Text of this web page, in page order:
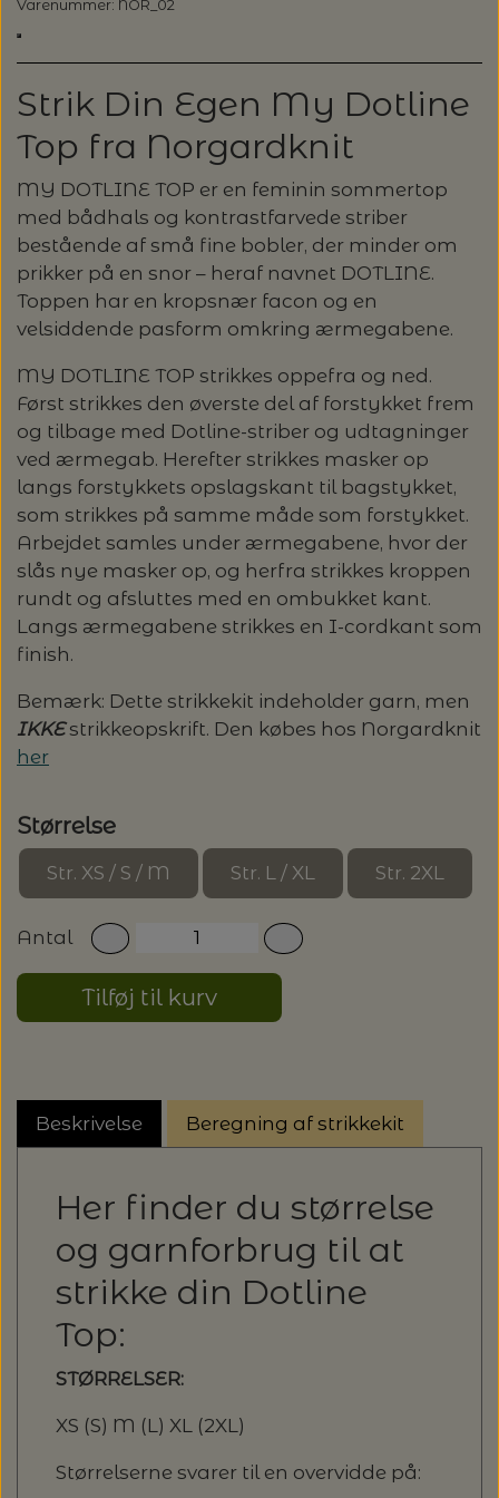
LANG YARNS: VAYA - SPAR 20%
LANG YARNS: SPAR 20% - DESIRE
LANG YARNS: CASHMERE CLASSIC - SPAR
30%
RAUMA: PETUNIA PIMA BOMULDSGARN
- SPAR 20%
PACUALI: SAYAMA - SPAR 15%
PASCUALI: NEPAL - SPAR 20%
PASCULI: SUAVE - SPAR 20%
POMP STITCH - BRODERI - SPAR 30-35%
PÅ ALLE KITS
PERMIN: SPAR 30% PÅ ALLE
JULEBRODERIER
BALDYRE: UDVALGTE BRODERIER - SPAR
ISAGER
ISTEX - LOPI
ITO GARN
KAREN KLARBÆK
KATIA CONCEPT
KIT COUTURE - GARN
KNITTING FOR OLIVE
LANG YARNS
MONDIAL
PASCUALI
SOMMERGARN
HANNE RIMMEN DESIGN
HJELHOLT
ISAGER
ISTEX
JOJO KNITWEAR - GARNKITS
KIT COUTURE
LENE HOLME SAMSØE - LEKNIT
MY FAVOURITE THINGS KNITWEAR
OTHER LOOPS
RAUMA
SUSIE HAUMANN
T-SHIRTS OG TOP
TILBEHØR
TØRKLÆDER/SJALER/PONCHOER
STRØMPEPINDE
UDSKIFTELIGE RUNDPINDESÆT
ADDI-CRASY-TRIO
GLERUP YATZY - DOUBLE SÆT M.
TERNINGER
SONETT – ØKOLOGISK SÆBE OG
MILJØVENLIGE VASKEMIDLER
EUCALAN
HJELHOLTS ULDVASK
ISAGER - ULDSÆBE/WOOLSOAP
ADDI-TO-GO
COCOKNITS
BLOCKERSÆT/BLOKKESÆT
ELASTIKKER
GARNVINSLER
MASKEMARKØRER
MASKESTOPPERE
MASKEWIRES
OPSKRIFTHOLDER FRA KNITPRO -
STRIKKE- OG SYNÅLE
SYTRÅD
VERVACO - PÅTEGNET BRODERI
PERMIN - BRODERI
SAKSE
STRIKKENÅLE, SYNÅLE OG PUNCHNÅLE
GLERUPS HJEMMESKO
GLERUPS TØFFEL
GLERUPS STØVLE
GLERUPS BØRN OG BABY
GLERUPS FILTSÅLER
VOKSEN HJEMMESKO
SILKEBORG ULDSPINDERI
PLAIDER
MUUD LIVING
TASKER - MUUD LIVING
TILBEHØR - MUUD LIVING
OMNIOUTIL - JAPANSKE SPANDE -
HACHIMAN
KONTAKT
ÅBNINGSTIDER
Varenummer: NOR_02
Strik Din Egen My Dotline
Top fra Norgardknit
MY DOTLINE TOP er en feminin sommertop
med bådhals og kontrastfarvede striber
bestående af små fine bobler, der minder om
prikker på en snor – heraf navnet DOTLINE.
Toppen har en kropsnær facon og en
velsiddende pasform omkring ærmegabene.
MY DOTLINE TOP strikkes oppefra og ned.
Først strikkes den øverste del af forstykket frem
og tilbage med Dotline-striber og udtagninger
ved ærmegab. Herefter strikkes masker op
langs forstykkets opslagskant til bagstykket,
som strikkes på samme måde som forstykket.
Arbejdet samles under ærmegabene, hvor der
slås nye masker op, og herfra strikkes kroppen
rundt og afsluttes med en ombukket kant.
Langs ærmegabene strikkes en I-cordkant som
finish.
Bemærk: Dette strikkekit indeholder garn, men
IKKEstrikkeopskrift. Den købes hos Norgardknit
her
Størrelse
Str. XS / S / M Str. L / XL Str. 2XL
Antal
Tilføj til kurv
Beskrivelse Beregning af strikkekit
Her finder du størrelse
og garnforbrug til at
strikke din Dotline
Top:
STØRRELSER:
XS (S) M (L) XL (2XL)
Størrelserne svarer til en overvidde på: